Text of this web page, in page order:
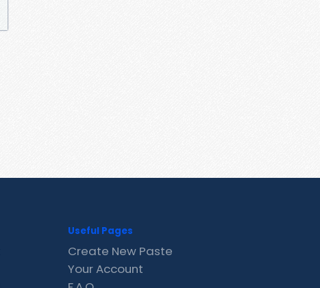
Useful Pages
Create New Paste
Your Account